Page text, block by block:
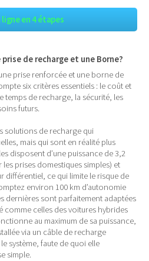
ligne en 4 étapes
de recharge et une Borne?
prise renforcée et une borne de
six critères essentiels : le coût et
temps de recharge, la sécurité, les
futurs.
solutions de recharge qui
mais qui sont en réalité plus
disposent d’une puissance de 3,2
prises domestiques simples) et
différentiel, ce qui limite le risque de
environ 100 km d’autonomie
dernières sont parfaitement adaptées
comme celles des voitures hybrides
au maximum de sa puissance,
via un câble de recharge
système, faute de quoi elle
simple.